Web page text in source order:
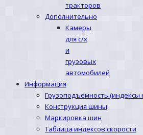
тракторов
Дополнительно
Камеры
для с/х
и
грузовых
автомобилей
Информация
Грузоподъёмность (индексы
Конструкция шины
Маркировка шин
Таблица индексов скорости